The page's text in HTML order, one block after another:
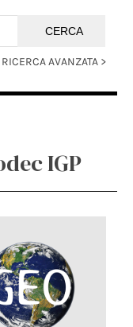
RICERCA AVANZATA >
IGP